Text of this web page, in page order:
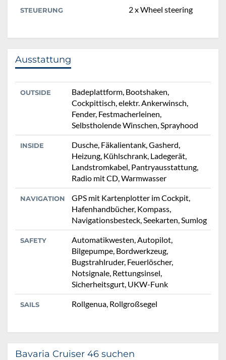
STEUERUNG 2 x Wheel steering
Ausstattung
OUTSIDE
Badeplattform, Bootshaken,
Cockpittisch, elektr. Ankerwinsch,
Fender, Festmacherleinen,
Selbstholende Winschen, Sprayhood
INSIDE
Dusche, Fäkalientank, Gasherd,
Heizung, Kühlschrank, Ladegerät,
Landstromkabel, Pantryausstattung,
Radio mit CD, Warmwasser
NAVIGATION
GPS mit Kartenplotter im Cockpit,
Hafenhandbücher, Kompass,
Navigationsbesteck, Seekarten, Sumlog
SAFETY
Automatikwesten, Autopilot,
Bilgepumpe, Bordwerkzeug,
Bugstrahlruder, Feuerlöscher,
Notsignale, Rettungsinsel,
Sicherheitsgurt, UKW-Funk
SAILS Rollgenua, Rollgroßsegel
Bavaria Cruiser 46 suchen